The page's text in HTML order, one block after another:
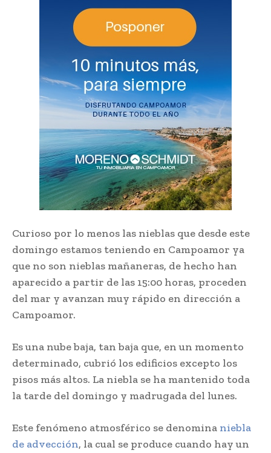
Curioso por lo menos las nieblas que desde este
domingo estamos teniendo en Campoamor ya
que no son nieblas mañaneras, de hecho han
aparecido a partir de las 15:00 horas, proceden
del mar y avanzan muy rápido en dirección a
Campoamor.
Es una nube baja, tan baja que, en un momento
determinado, cubrió los edificios excepto los
pisos más altos. La niebla se ha mantenido toda
la tarde del domingo y madrugada del lunes.
Este fenómeno atmosférico se denomina niebla
de advección, la cual se produce cuando hay un